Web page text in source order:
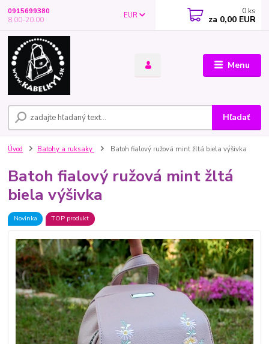
Menu
EUR
Hľadať
0915699380
8.00-20.00
0 ks
za 0,00 EUR
Úvod Batohy a ruksaky Batoh fialový ružová mint žltá biela výšivka
Batoh fialový ružová mint žltá
biela výšivka
Novinka TOP produkt